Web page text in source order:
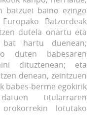
batzuei baino ezingo
Batzordeak
dutela onartu eta
hartu duenean;
duten babesaren
dituztenean; eta
denean, zeintzuen
babes-berme egokirik
titularraren
lotutako